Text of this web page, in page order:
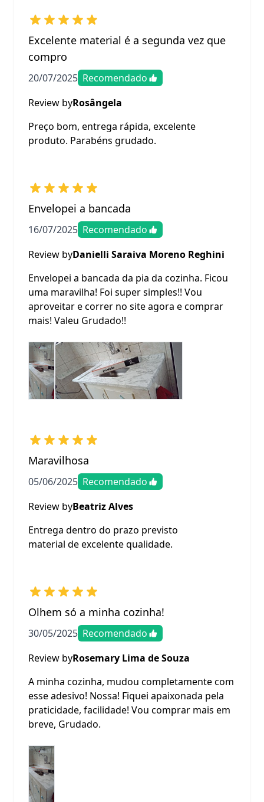
Excelente material é a segunda vez que
compro
20/07/2025 Recomendado
Review byRosângela
Preço bom, entrega rápida, excelente
produto. Parabéns grudado.
Envelopei a bancada
16/07/2025 Recomendado
Review byDanielli Saraiva Moreno Reghini
Envelopei a bancada da pia da cozinha. Ficou
uma maravilha! Foi super simples!! Vou
aproveitar e correr no site agora e comprar
mais! Valeu Grudado!!
Maravilhosa
05/06/2025 Recomendado
Review byBeatriz Alves
Entrega dentro do prazo previsto
material de excelente qualidade.
Olhem só a minha cozinha!
30/05/2025 Recomendado
Review byRosemary Lima de Souza
A minha cozinha, mudou completamente com
esse adesivo! Nossa! Fiquei apaixonada pela
praticidade, facilidade! Vou comprar mais em
breve, Grudado.